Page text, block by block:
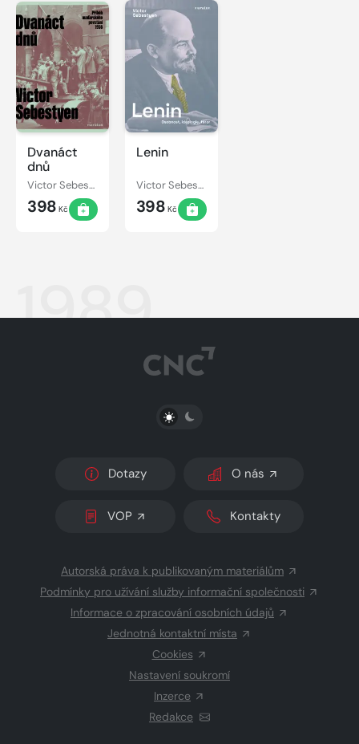
Dvanáct
dnů
Victor Sebestyen
398 Kč
Lenin
Victor Sebestyen
398 Kč
1989
PŘEPNOUT SVĚTLÝ/TMAVÝ REŽIM
Dotazy O nás
VOP Kontakty
Autorská práva k publikovaným materiálům
Podmínky pro užívání služby informační společnosti
Informace o zpracování osobních údajů
Jednotná kontaktní místa
Cookies
Nastavení soukromí
Inzerce
Redakce